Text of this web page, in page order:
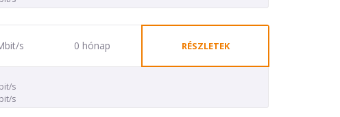
s 0 hónap RÉSZLETEK
s
s